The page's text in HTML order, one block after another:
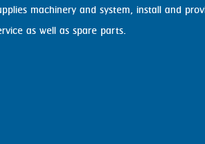
machinery and system, install and
as well as spare parts.